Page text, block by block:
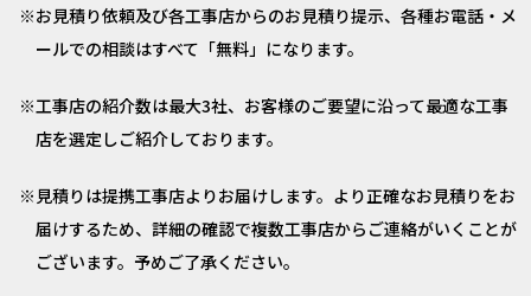
お見積り依頼及び各工事店からのお見積り提示、各種お電話・メ
ールでの相談はすべて「無料」になります。
工事店の紹介数は最大3社、お客様のご要望に沿って最適な工事
店を選定しご紹介しております。
見積りは提携工事店よりお届けします。より正確なお見積りをお
届けするため、詳細の確認で複数工事店からご連絡がいくことが
ございます。予めご了承ください。